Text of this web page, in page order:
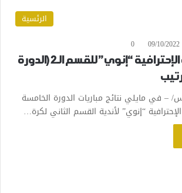
الرئسية
09/10/2022
0
البطولة الوطنية الإحترافية “إنوي” للقسم الـ2 (الدورة
– في مايلي نتائج مباريات الدورة الخامسة
“إنوي” لأندية القسم الثاني لكرة…